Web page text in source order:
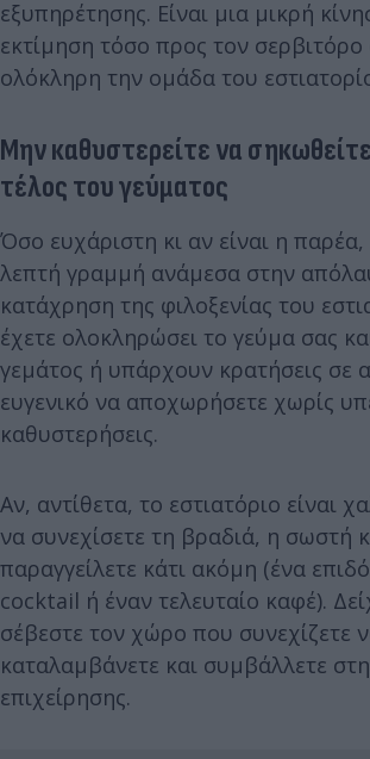
εξυπηρέτησης. Είναι μια μικρή
εκτίμηση τόσο προς τον
ολόκληρη την ομάδα του
Μην καθυστερείτε να
τέλος του γεύματος
Όσο ευχάριστη κι αν είναι η
λεπτή γραμμή ανάμεσα στην
κατάχρηση της φιλοξενίας του
έχετε ολοκληρώσει το γεύμα σας
γεμάτος ή υπάρχουν κρατήσεις σε
ευγενικό να αποχωρήσετε χωρίς
καθυστερήσεις.
Αν, αντίθετα, το εστιατόριο είναι
να συνεχίσετε τη βραδιά, η σωστή
παραγγείλετε κάτι ακόμη (ένα
cocktail ή έναν τελευταίο καφέ).
σέβεστε τον χώρο που συνεχίζετε
καταλαμβάνετε και συμβάλλετε
επιχείρησης.